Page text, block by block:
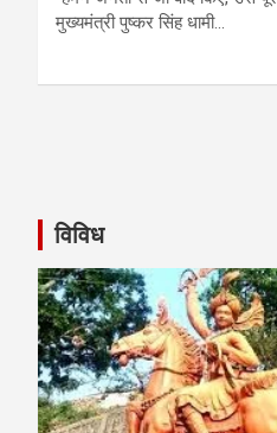
मुख्यमंत्री पुष्कर सिंह धामी…
विविध